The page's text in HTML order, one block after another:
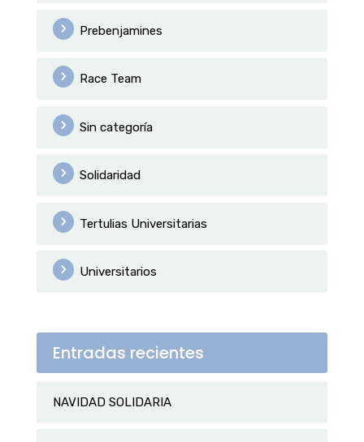
Prebenjamines
Race Team
Sin categoría
Solidaridad
Tertulias Universitarias
Universitarios
Entradas recientes
NAVIDAD SOLIDARIA